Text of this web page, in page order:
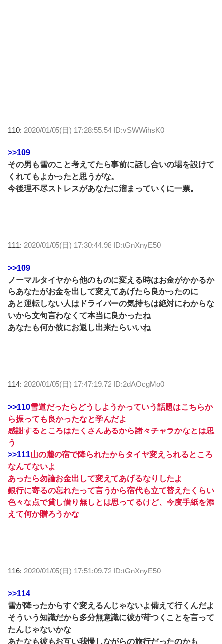
110: 2020/01/05(日) 17:28:55.54 ID:vSWWihsK0
>>109
その男も雪のこと考えてたら事前に話し合いの場を設けて
くれてもよかったと思うがな。
今後理不尽ストレスがあなたに溜まっていくに一票。
111: 2020/01/05(日) 17:30:44.98 ID:tGnXnyE50
>>109
ノーマルタイヤから他のものに変える時はお金がかかるか
らあなたがお金を出して変えてあげたら良かったのに
あと運転しない人はドライバーの気持ちは絶対にわからな
いから文句言わなくて本当に良かったね
あなたも何か彼にお返し出来たらいいね
114: 2020/01/05(日) 17:47:19.72 ID:2dAOcgMo0
>>110雪道だったらどうしようかっていう話題はこちらか
ら振っても良かったなと学んだよ
感謝するところはたくさんあるから諸々チャラかなとは思
う
>>111山の麓の宿で降られたからタイヤ変えられるところ
なんてないよ
あったら勿論お金出して変えてあげるなりしたよ
銀行に寄るの忘れたって言うから宿代も立て替えたくらい
色々な点で貸し借り無しとは思ってるけど、今度手紙を添
えて何か贈ろうかな
116: 2020/01/05(日) 17:51:09.72 ID:tGnXnyE50
>>114
雪が降ったからすぐ変えるんじゃないよ備えて行くんだよ
そういう知識だから多分無意識に彼が苛つくことを言って
たんじゃないかな
あたなも彼もお互い我慢しながらの旅行だったのかも